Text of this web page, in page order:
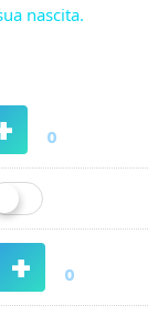
nascita.
0
+ 0